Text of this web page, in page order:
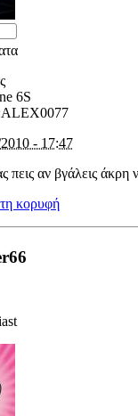
6S
ALEX0077
- 17:47
πεις αν βγάλεις άκρη
κορυφή